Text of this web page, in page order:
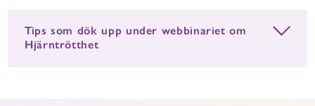
Tips som dök upp under webbinariet om
Hjärntrötthet